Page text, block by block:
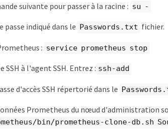
suivante pour passer à la racine : su -
passe indiqué dans le Passwords.txt fichier.
: service prometheus stop
SSH à l'agent SSH. Entrez : ssh-add
d'accès SSH répertorié dans le
Prometheus du nœud d'administration
bin/prometheus-clone-db.sh